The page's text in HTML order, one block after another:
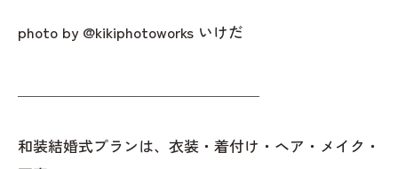
photo by @kikiphotoworks いけだ
和装結婚式プランは、衣装・着付け・ヘア・メイク・